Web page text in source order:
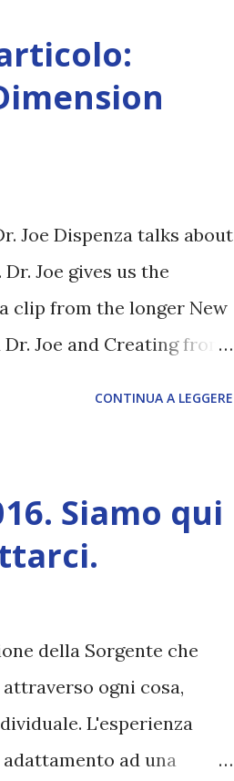
'nuovo' sistema
giudicare. Fmi:
YORK, 18 DIC - Il
delle quote e della
Joe Dispenza talks about
Joe gives us the
clip from the longer New
Joe and Creating from
CONTINUA A LEGGERE
Siamo qui
della Sorgente che
ogni cosa,
L'esperienza
ad una